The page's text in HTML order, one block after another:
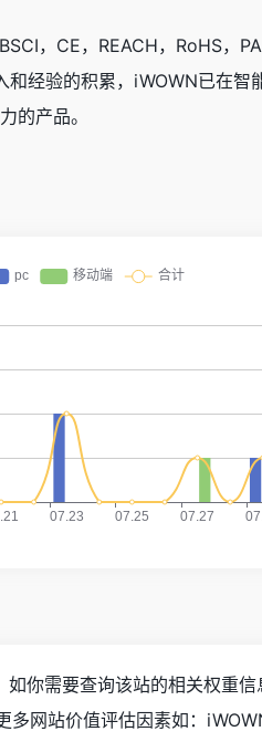
，CE，REACH，RoHS，
经验的积累，iWOWN已在
的产品。
你需要查询该站的相关权重
网站价值评估因素如：